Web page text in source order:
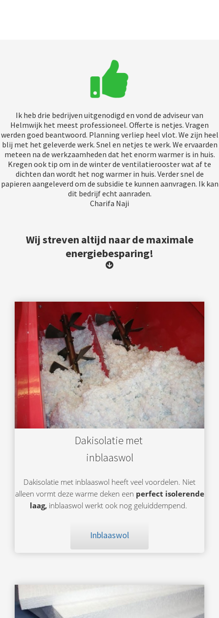
Ik heb drie bedrijven uitgenodigd en vond de adviseur van
Helmwijk het meest professioneel. Offerte is netjes. Vragen
werden goed beantwoord. Planning verliep heel vlot. We zijn heel
blij met het geleverde werk. Snel en netjes te werk. We ervaarden
meteen na de werkzaamheden dat het enorm warmer is in huis.
Kregen ook tip om in de winter de ventilatierooster wat af te
dichten dan wordt het nog warmer in huis. Verder snel de
papieren aangeleverd om de subsidie te kunnen aanvragen. Ik kan
dit bedrijf echt aanraden.
Charifa Naji
Wij streven altijd naar de maximale
energiebesparing!
Dakisolatie met
inblaaswol
Dakisolatie met inblaaswol heeft veel voordelen. Niet
alleen vormt deze warme deken een perfect isolerende
laag, inblaaswol werkt ook nog geluiddempend.
Inblaaswol